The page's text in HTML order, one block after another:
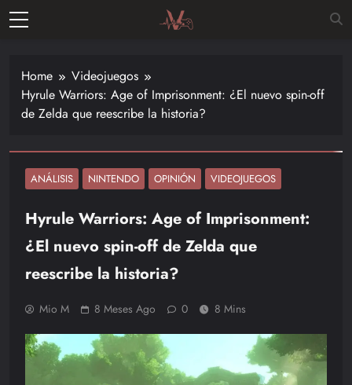
Skip
de las
últimas
novedades
los
–
Nintendo,
Playstac
Home
Videojuegos
Hyrule Warriors: Age of Imprisonment: ¿El nuevo spin-off
de Zelda que reescribe la historia?
ANÁLISIS NINTENDO OPINIÓN VIDEOJUEGOS
Hyrule Warriors: Age of Imprisonment:
¿El nuevo spin-off de Zelda que
reescribe la historia?
Mio M 8 Meses Ago 0 8 Mins